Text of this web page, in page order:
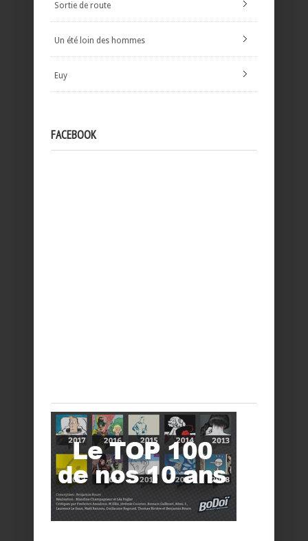
Sortie de route
Un été loin des hommes
Euy
FACEBOOK